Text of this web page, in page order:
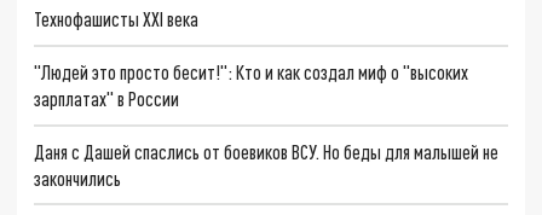
Технофашисты XXI века
"Людей это просто бесит!": Кто и как создал миф о "высоких
зарплатах" в России
Даня с Дашей спаслись от боевиков ВСУ. Но беды для малышей не
закончились